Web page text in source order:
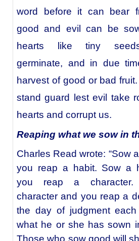
word before it can bear
good and evil can be
hearts like tiny
germinate, and in due
harvest of good or bad
stand guard lest evil take
hearts and corrupt us.
Reaping what we sow in
Charles Read wrote: “Sow
you reap a habit. Sow a
you reap a
character and you reap a
the day of judgment
what he or she has sown
Those who sow good will